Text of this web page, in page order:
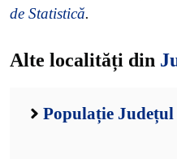
de Statistică.
Alte localități din
Populație